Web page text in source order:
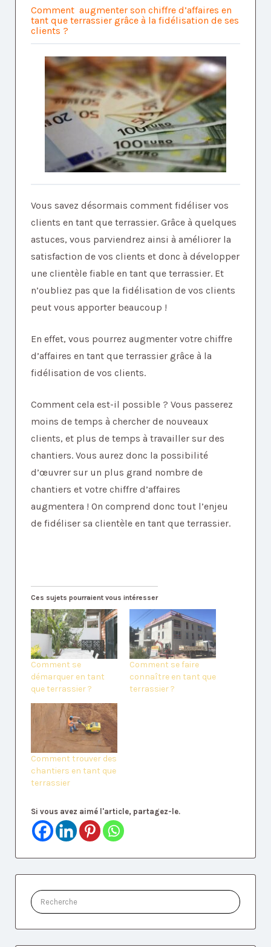
Comment augmenter son chiffre d’affaires en
tant que terrassier grâce à la fidélisation de ses
clients ?
Vous savez désormais comment fidéliser vos
clients en tant que terrassier. Grâce à quelques
astuces, vous parviendrez ainsi à améliorer la
satisfaction de vos clients et donc à développer
une clientèle fiable en tant que terrassier. Et
n’oubliez pas que la fidélisation de vos clients
peut vous apporter beaucoup !
En effet, vous pourrez augmenter votre chiffre
d’affaires en tant que terrassier grâce à la
fidélisation de vos clients.
Comment cela est-il possible ? Vous passerez
moins de temps à chercher de nouveaux
clients, et plus de temps à travailler sur des
chantiers. Vous aurez donc la possibilité
d’œuvrer sur un plus grand nombre de
chantiers et votre chiffre d’affaires
augmentera ! On comprend donc tout l’enjeu
de fidéliser sa clientèle en tant que terrassier.
Ces sujets pourraient vous intéresser
Comment se
démarquer en tant
que terrassier ?
Comment se faire
connaître en tant que
terrassier ?
Comment trouver des
chantiers en tant que
terrassier
Si vous avez aimé l'article, partagez-le.
Rechercher: